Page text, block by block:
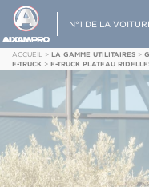
N°1 DE LA
ACCUEIL > LA GAMME UTILITAIRES >
E-TRUCK > E-TRUCK PLATEAU